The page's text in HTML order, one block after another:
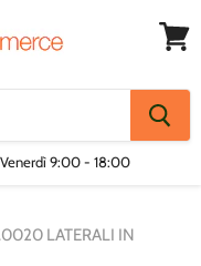
9:00 - 18:00
LATERALI IN